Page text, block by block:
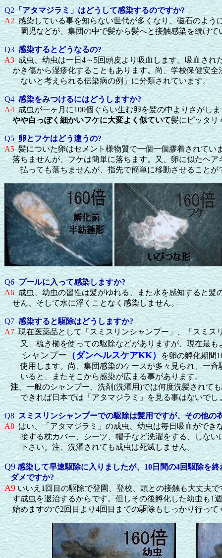
Q2「アタマジラミ」はどうして感染するのですか?
A2 感染している事を知らない世代が多くなり、磁石のよう
園児などが、集団の中で髪から髪へと接触感染を続けて
Q3 感染するとどうなるの?
A3 成虫、幼虫は一日 4～ 5回頭皮より吸血します。吸血され
かき傷から湿疹化することもあります。尚、学校保健安全
ないと考えられる伝染病の例」に分類されています。
Q4 感染をみつけるにはどうしますか?
A4 成虫が一ヶ月に100個ぐらい生む卵を髪の中よりさがし
やや白っぽく細かいフケに大変よく似ていて髪にピッタリ
Q5 卵とフケはどう違うの?
A5 髪についた卵はセメント様物質で一個一個膠着されてい
落ちませんが、フケは簡単に落ちます。又、卵に似たヘア
払っても落ちませんが、指先で簡単に移動させることが
Q6 プールに入って感染しますか?
A6 成虫、幼虫の習性は髪がゆれる、また水を感知すると髪
せん、そして水に浮くことなく感染しません。
Q7 感染すると駆除はどうしますか?
A7 現在医薬品として「スミスリンシャンプー」、「スミス
又、梳き櫛を使っての駆除などがありますが、現在最も
シャンプー（ダンヘルスケアKK） を卵の孵化期間
使用します。尚、集団感染のケースが多々見られ、一斉
いると、またそこから感染が広まる事があります。
注、一般のシャンプー、洗剤(洗濯用)では何度洗髪されて
できれば日本では「アタマジラミ」を見る事はないでし
Q8 スミスリンシャンプーでの駆除は髪用ですが、その他の
A8 はい、「アタマジラミ」の成虫、幼虫は毎日吸血ができ
接する枕カバー、シーツ、帽子など洗濯をする、しない
下さい。注、洗濯されても成虫は死滅しません。
Q9 感染して早速駆除に入りましたが、10日間の4回駆除を終
ダメですか?
A9 いいえ 1回目の駆除で登園、登校、頭との接触も大丈夫
す成虫を退治するからです。但しその後孵化した幼虫も1
始めますので2回目より 4回目までの駆除もしっかり行って